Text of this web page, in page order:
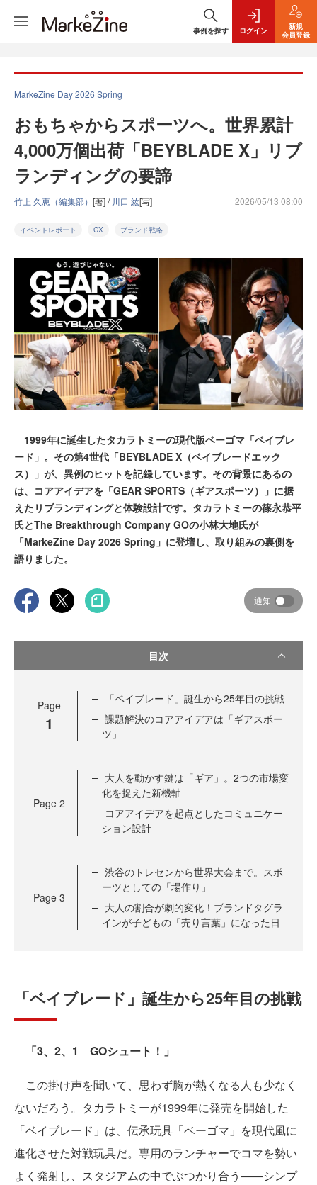
事例を探す ログイン
新規
会員登録
MarkeZine Day 2026 Spring
おもちゃからスポーツへ。世界累計
4,000万個出荷「BEYBLADE X」リブ
ランディングの要諦
竹上 久恵（編集部） [著] / 川口 紘[写] 2026/05/13 08:00
イベントレポート CX ブランド戦略
1999年に誕生したタカラトミーの現代版ベーゴマ「ベイブレ
ード」。その第4世代「BEYBLADE X（ベイブレードエック
ス）」が、異例のヒットを記録しています。その背景にあるの
は、コアアイデアを「GEAR SPORTS（ギアスポーツ）」に据
えたリブランディングと体験設計です。タカラトミーの篠永恭平
氏とThe Breakthrough Company GOの小林大地氏が
「MarkeZine Day 2026 Spring」に登壇し、取り組みの裏側を
語りました。
通知
目次
Page
1
「ベイブレード」誕生から25年目の挑戦
課題解決のコアアイデアは「ギアスポー
ツ」
Page 2
大人を動かす鍵は「ギア」。2つの市場変
化を捉えた新機軸
コアアイデアを起点としたコミュニケー
ション設計
Page 3
渋谷のトレセンから世界大会まで。スポ
ーツとしての「場作り」
大人の割合が劇的変化！ブランドタグラ
インが子どもの「売り言葉」になった日
「ベイブレード」誕生から25年目の挑戦
「3、2、1 GOシュート！」
この掛け声を聞いて、思わず胸が熱くなる人も少なく
ないだろう。タカラトミーが1999年に発売を開始した
「ベイブレード」は、伝承玩具「ベーゴマ」を現代風に
進化させた対戦玩具だ。専用のランチャーでコマを勢い
よく発射し、スタジアムの中でぶつかり合う――シンプ